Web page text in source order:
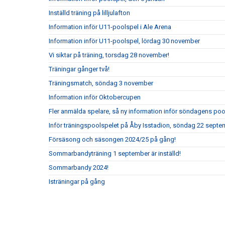
Inställd träning på lilljulafton
Information inför U11-poolspel i Ale Arena
Information inför U11-poolspel, lördag 30 november
Vi siktar på träning, torsdag 28 november!
Träningar gånger två!
Träningsmatch, söndag 3 november
Information inför Oktobercupen
Fler anmälda spelare, så ny information inför söndagens
Inför träningspoolspelet på Åby Isstadion, söndag 22
Försäsong och säsongen 2024/25 på gång!
Sommarbandyträning 1 september är inställd!
Sommarbandy 2024!
Isträningar på gång